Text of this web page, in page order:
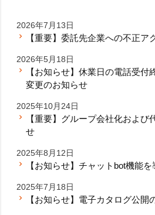
2026年7月13日
【重要】委託先企業への不正ア
2026年5月18日
【お知らせ】休業日の電話受付
変更のお知らせ
2025年10月24日
【重要】グループ会社化および
せ
2025年8月12日
【お知らせ】チャットbot機能
2025年7月18日
【お知らせ】電子カタログ公開